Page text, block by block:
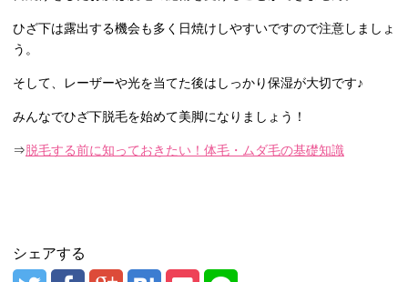
ひざ下は露出する機会も多く日焼けしやすいですので注意しましょ
う。
そして、レーザーや光を当てた後はしっかり保湿が大切です♪
みんなでひざ下脱毛を始めて美脚になりましょう！
⇒脱毛する前に知っておきたい！体毛・ムダ毛の基礎知識
シェアする